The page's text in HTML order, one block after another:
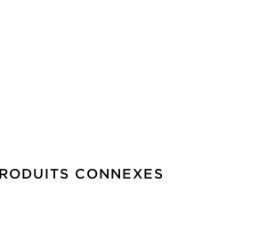
CONNEXES